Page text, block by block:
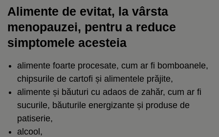
Alimente de evitat, la vârsta
menopauzei, pentru a reduce
simptomele acesteia
alimente foarte procesate, cum ar fi bomboanele,
chipsurile de cartofi și alimentele prăjite,
alimente și băuturi cu adaos de zahăr, cum ar fi
sucurile, băuturile energizante și produse de
patiserie,
alcool,